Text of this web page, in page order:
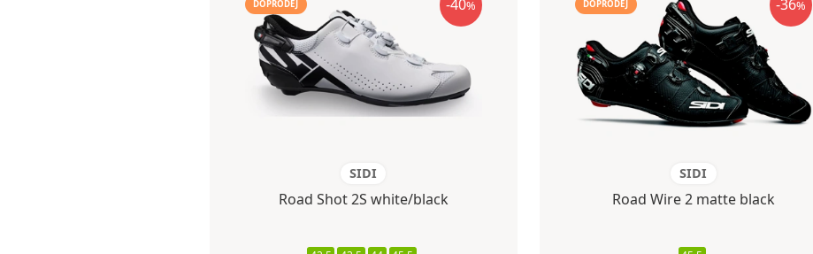
-40%
DOPRODEJ
SIDI
Road Shot 2S white/black
-36%
DOPRODEJ
SIDI
Road Wire 2 matte black